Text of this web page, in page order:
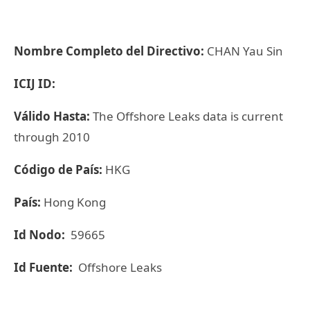
Nombre Completo del Directivo: CHAN Yau Sin
ICIJ ID:
Válido Hasta: The Offshore Leaks data is current
through 2010
Código de País: HKG
País: Hong Kong
Id Nodo: 59665
Id Fuente: Offshore Leaks